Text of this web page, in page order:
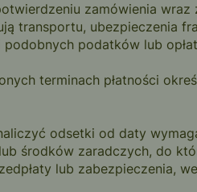
zamówienia
transportu, ubezpieczenia
podatków lub
terminach płatności
odsetki od daty
środków zaradczych, do
lub zabezpieczenia,